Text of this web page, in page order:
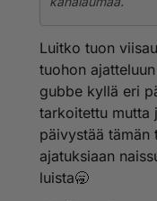
Luitko tuon
tuohon
gubbe kyllä eri
tarkoitettu mutta
päivystää tämän
ajatuksiaan
luista🥱